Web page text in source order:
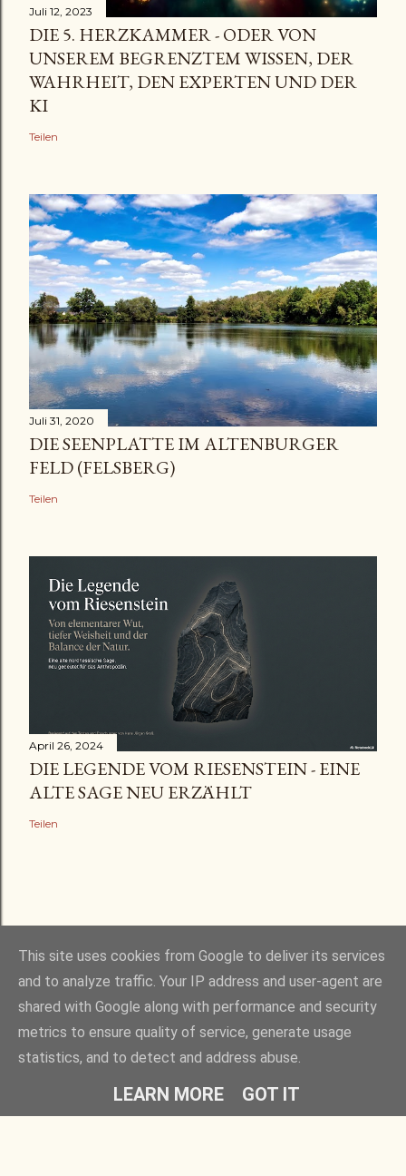
Juli 12, 2023
DIE 5. HERZKAMMER - ODER VON
UNSEREM BEGRENZTEM WISSEN, DER
WAHRHEIT, DEN EXPERTEN UND DER
KI
Teilen
Juli 31, 2020
DIE SEENPLATTE IM ALTENBURGER
FELD (FELSBERG)
Teilen
April 26, 2024
DIE LEGENDE VOM RIESENSTEIN - EINE
ALTE SAGE NEU ERZÄHLT
Teilen
Powered by Blogger
alle Rechte vorbehalten - © 2020 - 2026 Hans Jürgen Groß
This site uses cookies from Google to deliver its services
and to analyze traffic. Your IP address and user-agent are
shared with Google along with performance and security
metrics to ensure quality of service, generate usage
statistics, and to detect and address abuse.
LEARN MORE GOT IT